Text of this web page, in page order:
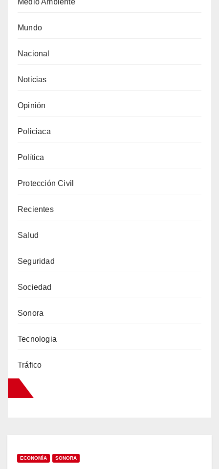
Mundo
Nacional
Noticias
Opinión
Policiaca
Política
Protección Civil
Recientes
Salud
Seguridad
Sociedad
Sonora
Tecnologia
Tráfico
ECONOMÍA SONORA